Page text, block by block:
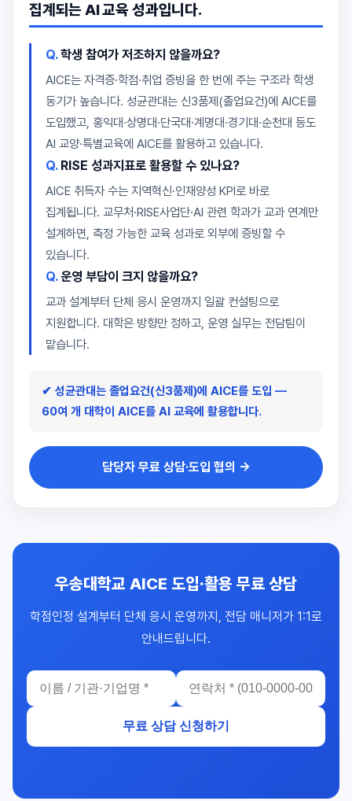
집계되는 AI 교육 성과입니다.
학생 참여가 저조하지 않을까요?
AICE는 자격증·학점·취업 증빙을 한 번에 주는 구조라 학생
동기가 높습니다. 성균관대는 신3품제(졸업요건)에 AICE를
도입했고, 홍익대·상명대·단국대·계명대·경기대·순천대 등도
AI 교양·특별교육에 AICE를 활용하고 있습니다.
RISE 성과지표로 활용할 수 있나요?
AICE 취득자 수는 지역혁신·인재양성 KPI로 바로
집계됩니다. 교무처·RISE사업단·AI 관련 학과가 교과 연계만
설계하면, 측정 가능한 교육 성과로 외부에 증빙할 수
있습니다.
운영 부담이 크지 않을까요?
교과 설계부터 단체 응시 운영까지 일괄 컨설팅으로
지원합니다. 대학은 방향만 정하고, 운영 실무는 전담팀이
맡습니다.
✔ 성균관대는 졸업요건(신3품제)에 AICE를 도입 —
60여 개 대학이 AICE를 AI 교육에 활용합니다.
담당자 무료 상담·도입 협의 →
우송대학교 AICE 도입·활용 무료 상담
학점인정 설계부터 단체 응시 운영까지, 전담 매니저가 1:1로
안내드립니다.
무료 상담 신청하기